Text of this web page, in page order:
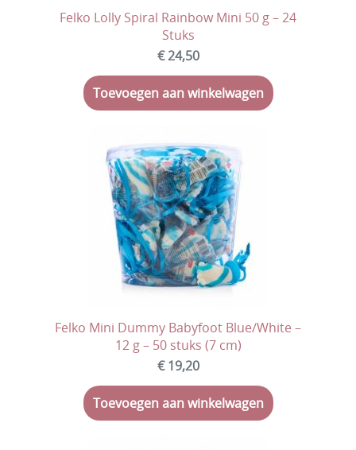
Felko Lolly Spiral Rainbow Mini 50 g – 24
Stuks
€ 24,50
Toevoegen aan winkelwagen
Felko Mini Dummy Babyfoot Blue/White –
12 g – 50 stuks (7 cm)
€ 19,20
Toevoegen aan winkelwagen